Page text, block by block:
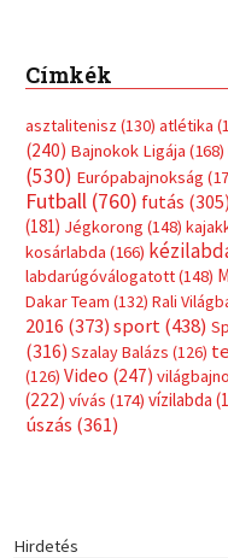
Címkék
asztalitenisz (130) atlétika
(240) Bajnokok Ligája (168)
(530) Európabajnokság
Futball (760) futás (305)
(181) Jégkorong (148)
kosárlabda (166)
labdarúgóválogatott(148)
Dakar Team (132) Rali
2016 (373) sport(438)
(316) Szalay Balázs (126)
(126) Video (247)
(222) vívás (174) vízilabda
úszás (361)
Hirdetés